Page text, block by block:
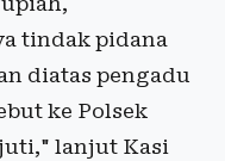
tindak pidana
diatas pengadu
ke Polsek
lanjut Kasi